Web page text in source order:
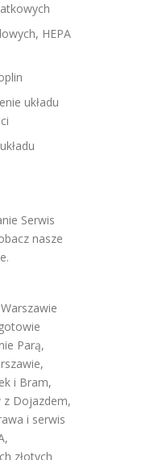
HEPA
układu
Serwis
nasze
.
Parą,
,
i Bram,
z Dojazdem,
i serwis
,
złotych